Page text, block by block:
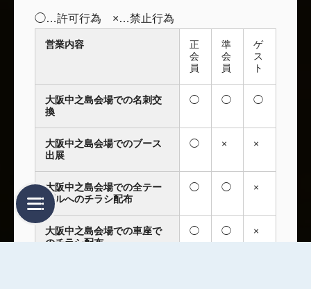
◯…許可行為 ×…禁止行為
営業内容
正
会
員
準
会
員
ゲ
ス
ト
大阪中之島会場での名刺交
換
◯ ◯ ◯
大阪中之島会場でのブース
出展
◯ × ×
大阪中之島会場での全テー
ブルへのチラシ配布
◯ ◯ ×
大阪中之島会場での車座で
のチラシ配布
◯ ◯ ×